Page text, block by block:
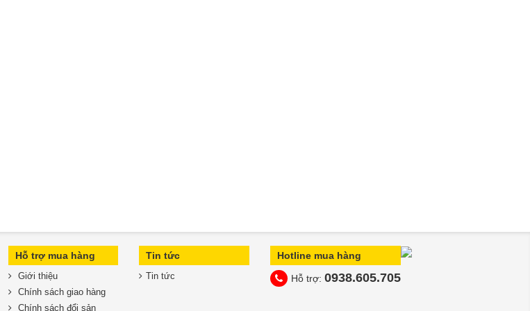
Hỗ trợ mua hàng
Giới thiệu
Chính sách giao hàng
Chính sách đổi sản
Tin tức
Tin tức
Hotline mua hàng
Hỗ trợ: 0938.605.705